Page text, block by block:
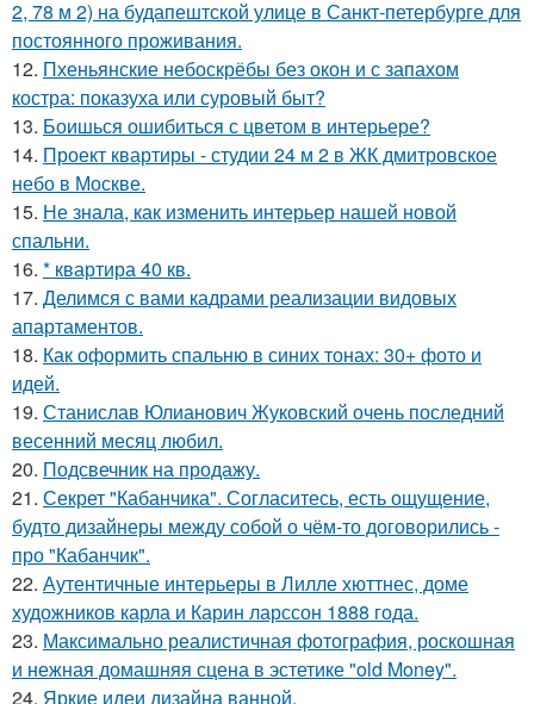
2, 78 м 2) на будапештской улице в Санкт-петербурге для
постоянного проживания.
12. Пхеньянские небоскрёбы без окон и с запахом
костра: показуха или суровый быт?
13. Боишься ошибиться с цветом в интерьере?
14. Проект квартиры - студии 24 м 2 в ЖК дмитровское
небо в Москве.
15. Не знала, как изменить интерьер нашей новой
спальни.
16. * квартира 40 кв.
17. Делимся с вами кадрами реализации видовых
апартаментов.
18. Как оформить спальню в синих тонах: 30+ фото и
идей.
19. Станислав Юлианович Жуковский очень последний
весенний месяц любил.
20. Подсвечник на продажу.
21. Секрет "Кабанчика". Согласитесь, есть ощущение,
будто дизайнеры между собой о чём-то договорились -
про "Кабанчик".
22. Аутентичные интерьеры в Лилле хюттнес, доме
художников карла и Карин ларссон 1888 года.
23. Максимально реалистичная фотография, роскошная
и нежная домашняя сцена в эстетике "old Money".
24. Яркие идеи дизайна ванной.